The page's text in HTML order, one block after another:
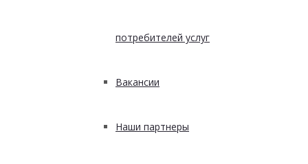
потребителей услуг
Вакансии
Наши партнеры